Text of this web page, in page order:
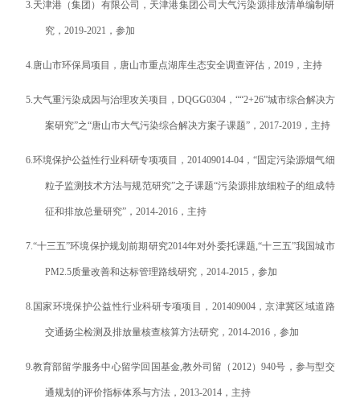
3. 天津港（集团）有限公司，天津港集团公司大气污染源排放清单编制研
究， 2019-2021 ，参加
4. 唐山市环保局项目，唐山市重点湖库生态安全调查评估， 2019，主持
5. 大气重污染成因与治理攻关项目， DQGG0304， ““2+26”城市综合解决方
案研究”之“唐山市大气污染综合解决方案子课题”， 2017-2019，主持
6. 环境保护公益性行业科研专项项目，201409014-04 ，“固定污染源烟气细
粒子监测技术方法与规范研究”之子课题“污染源排放细粒子的组成特
征和排放总量研究”， 2014-2016，主持
7. “十三五”环境保护规划前期研究2014年对外委托课题 ,“十三五”我国城市
PM2.5质量改善和达标管理路线研究， 2014-2015，参加
8. 国家环境保护公益性行业科研专项项目， 201409004，京津冀区域道路
交通扬尘检测及排放量核查核算方法研究， 2014-2016，参加
9. 教育部留学服务中心留学回国基金 ,教外司留（ 2012）940号，参与型交
通规划的评价指标体系与方法， 2013-2014，主持